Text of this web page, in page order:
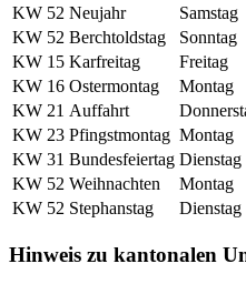
KW 52 Neujahr Samstag
KW 52 Berchtoldstag Sonntag
KW 15 Karfreitag Freitag
KW 16 Ostermontag Montag
KW 21 Auffahrt
KW 23 Pfingstmontag Montag
KW 31 Bundesfeiertag Dienstag
KW 52 Weihnachten Montag
KW 52 Stephanstag Dienstag
Hinweis zu kantonalen